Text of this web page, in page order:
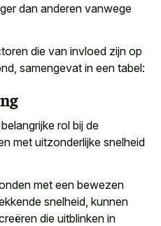
dan anderen vanwege
die van invloed zijn op
samengevat in een tabel:
rol bij de
met uitzonderlijke snelheid
met een bewezen
snelheid, kunnen
die uitblinken in